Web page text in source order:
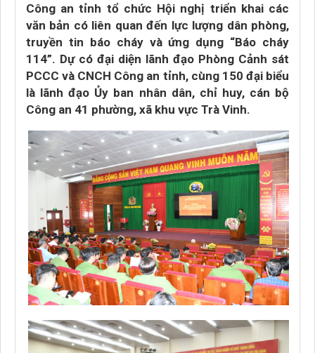
Công an tỉnh tổ chức Hội nghị triển khai các
văn bản có liên quan đến lực lượng dân phòng,
truyền tin báo cháy và ứng dụng “Báo cháy
114”. Dự có đại diện lãnh đạo Phòng Cảnh sát
PCCC và CNCH Công an tỉnh, cùng 150 đại biểu
là lãnh đạo Ủy ban nhân dân, chỉ huy, cán bộ
Công an 41 phường, xã khu vực Trà Vinh.